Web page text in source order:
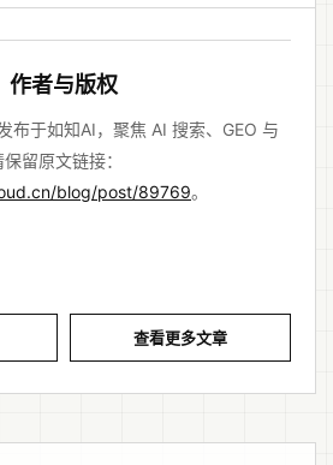
作者与版权
布于如知AI，聚焦 AI 搜索、GEO 与
留原文链接：
blog/post/89769。
查看更多文章